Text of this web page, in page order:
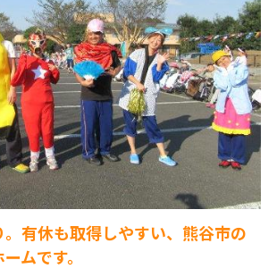
有休も取得しやすい、熊谷市の
ムです。